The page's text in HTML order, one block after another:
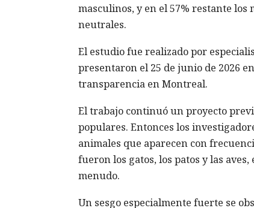
masculinos, y en el 57% restante los
neutrales.
El estudio fue realizado por
presentaron el 25 de junio de 2026
transparencia en Montreal.
El trabajo continuó un proyecto
populares. Entonces los
animales que aparecen con
fueron los gatos, los patos y las
menudo.
Un sesgo especialmente fuerte se